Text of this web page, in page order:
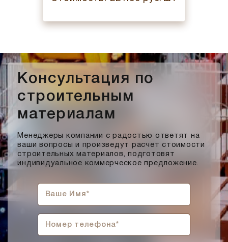
Консультация по
строительным
материалам
Менеджеры компании с радостью ответят на
ваши вопросы и произведут расчет стоимости
строительных материалов, подготовят
индивидуальное коммерческое предложение.